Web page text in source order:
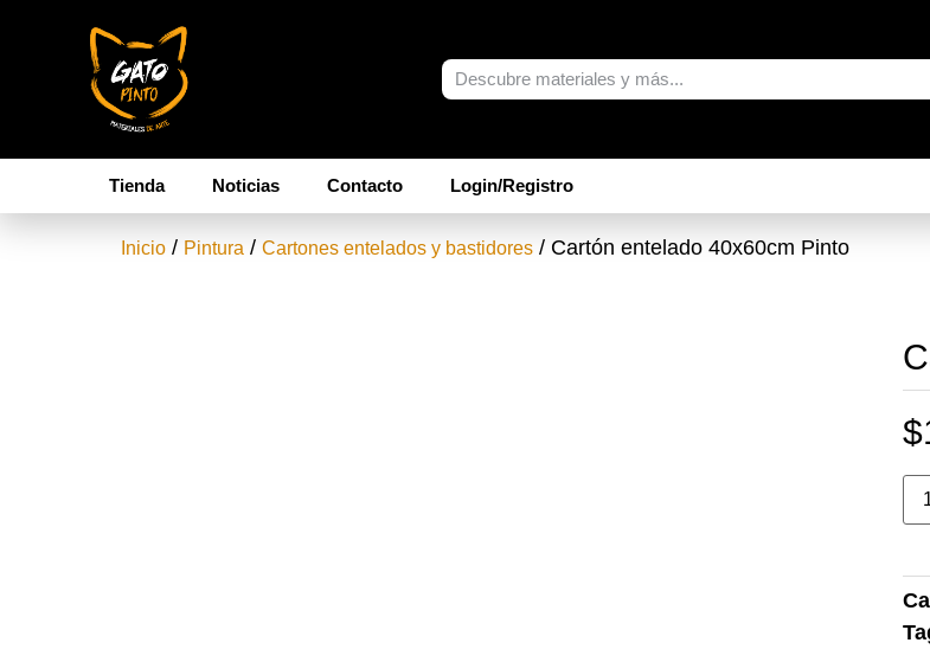
Tienda Noticias Contacto Login/Registro
Inicio / Pintura / Cartones entelados y bastidores / Cartón entelado 40x60cm Pinto
$